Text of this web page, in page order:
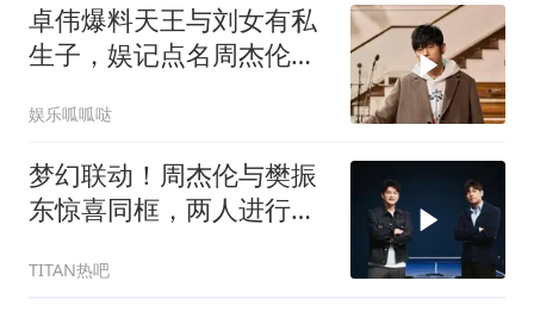
卓伟爆料天王与刘女有私
生子，娱记点名周杰伦，
娱乐呱呱哒
梦幻联动！周杰伦与樊振
东惊喜同框，两人进行乒
回
TITAN热吧